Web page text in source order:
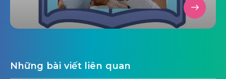
Những bài viết liên quan